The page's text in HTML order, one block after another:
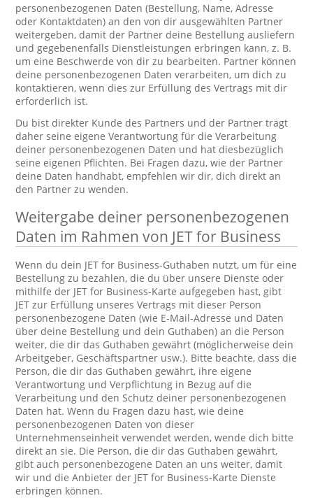
personenbezogenen Daten (Bestellung, Name, Adresse
oder Kontaktdaten) an den von dir ausgewählten Partner
weitergeben, damit der Partner deine Bestellung ausliefern
und gegebenenfalls Dienstleistungen erbringen kann, z. B.
um eine Beschwerde von dir zu bearbeiten. Partner können
deine personenbezogenen Daten verarbeiten, um dich zu
kontaktieren, wenn dies zur Erfüllung des Vertrags mit dir
erforderlich ist.
Du bist direkter Kunde des Partners und der Partner trägt
daher seine eigene Verantwortung für die Verarbeitung
deiner personenbezogenen Daten und hat diesbezüglich
seine eigenen Pflichten. Bei Fragen dazu, wie der Partner
deine Daten handhabt, empfehlen wir dir, dich direkt an
den Partner zu wenden.
Weitergabe deiner personenbezogenen
Daten im Rahmen von JET for Business
Wenn du dein JET for Business-Guthaben nutzt, um für eine
Bestellung zu bezahlen, die du über unsere Dienste oder
mithilfe der JET for Business-Karte aufgegeben hast, gibt
JET zur Erfüllung unseres Vertrags mit dieser Person
personenbezogene Daten (wie E-Mail-Adresse und Daten
über deine Bestellung und dein Guthaben) an die Person
weiter, die dir das Guthaben gewährt (möglicherweise dein
Arbeitgeber, Geschäftspartner usw.). Bitte beachte, dass die
Person, die dir das Guthaben gewährt, ihre eigene
Verantwortung und Verpflichtung in Bezug auf die
Verarbeitung und den Schutz deiner personenbezogenen
Daten hat. Wenn du Fragen dazu hast, wie deine
personenbezogenen Daten von dieser
Unternehmenseinheit verwendet werden, wende dich bitte
direkt an sie. Die Person, die dir das Guthaben gewährt,
gibt auch personenbezogene Daten an uns weiter, damit
wir und die Anbieter der JET for Business-Karte Dienste
erbringen können.